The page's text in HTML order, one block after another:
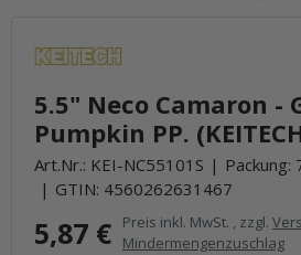
5.5" Neco Camaron -
Pumpkin PP.
Art.Nr.: KEI-NC55101S
Packung:
GTIN: 4560262631467
5,87 € Preis inkl. MwSt. , zzgl.
Mindermengenzuschlag